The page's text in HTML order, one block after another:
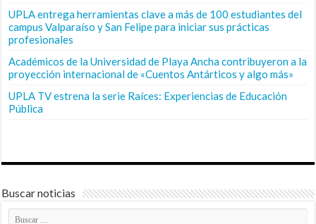
UPLA entrega herramientas clave a más de 100 estudiantes del
campus Valparaíso y San Felipe para iniciar sus prácticas
profesionales
Académicos de la Universidad de Playa Ancha contribuyeron a la
proyección internacional de «Cuentos Antárticos y algo más»
UPLA TV estrena la serie Raíces: Experiencias de Educación
Pública
Buscar noticias